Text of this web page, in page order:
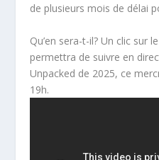
de plusieurs mois de délai
Qu’en sera-t-il? Un clic sur
permettra de suivre en
Unpacked de 2025, ce
19h.